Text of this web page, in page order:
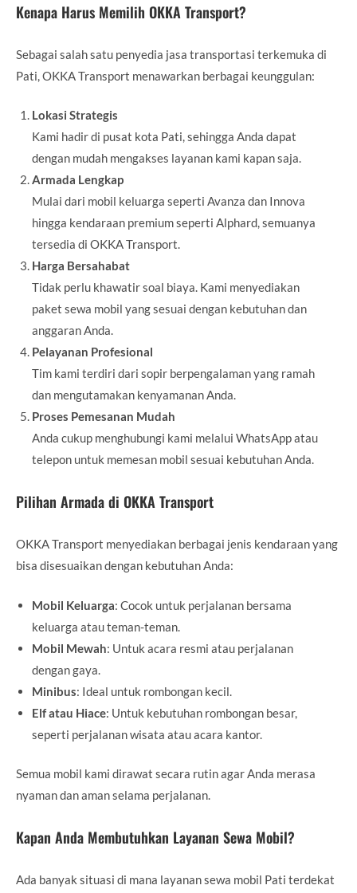
Kenapa Harus Memilih OKKA Transport?
Sebagai salah satu penyedia jasa transportasi terkemuka di
Pati, OKKA Transport menawarkan berbagai keunggulan:
Lokasi Strategis
Kami hadir di pusat kota Pati, sehingga Anda dapat
dengan mudah mengakses layanan kami kapan saja.
Armada Lengkap
Mulai dari mobil keluarga seperti Avanza dan Innova
hingga kendaraan premium seperti Alphard, semuanya
tersedia di OKKA Transport.
Harga Bersahabat
Tidak perlu khawatir soal biaya. Kami menyediakan
paket sewa mobil yang sesuai dengan kebutuhan dan
anggaran Anda.
Pelayanan Profesional
Tim kami terdiri dari sopir berpengalaman yang ramah
dan mengutamakan kenyamanan Anda.
Proses Pemesanan Mudah
Anda cukup menghubungi kami melalui WhatsApp atau
telepon untuk memesan mobil sesuai kebutuhan Anda.
Pilihan Armada di OKKA Transport
OKKA Transport menyediakan berbagai jenis kendaraan yang
bisa disesuaikan dengan kebutuhan Anda:
Mobil Keluarga: Cocok untuk perjalanan bersama
keluarga atau teman-teman.
Mobil Mewah: Untuk acara resmi atau perjalanan
dengan gaya.
Minibus: Ideal untuk rombongan kecil.
Elf atau Hiace: Untuk kebutuhan rombongan besar,
seperti perjalanan wisata atau acara kantor.
Semua mobil kami dirawat secara rutin agar Anda merasa
nyaman dan aman selama perjalanan.
Kapan Anda Membutuhkan Layanan Sewa Mobil?
Ada banyak situasi di mana layanan sewa mobil Pati terdekat